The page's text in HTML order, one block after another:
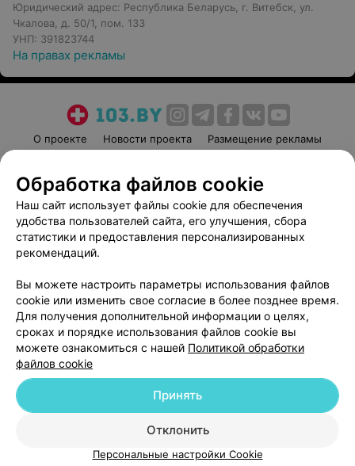
Юридический адрес: Республика Беларусь, г. Витебск, ул.
Чкалова, д. 50/1, пом. 133
УНП: 391823744
На правах рекламы
О проекте Новости проекта
Размещение рекламы
Пользовательское соглашение
Способы оплаты
Вакансии
Партнеры
Написать руководителю 103.by
Обработка персональных данных
© 2026 ООО «Артокс Лаб», УНП 191700409
| 220012, Республика Беларусь,
Служба поддержки +375 291212755
Обработка файлов cookie
Наш сайт использует файлы cookie для обеспечения
удобства пользователей сайта, его улучшения, сбора
статистики и предоставления персонализированных
рекомендаций.
Вы можете настроить параметры использования файлов
cookie или изменить свое согласие в более позднее время.
Для получения дополнительной информации о целях,
сроках и порядке использования файлов cookie вы
можете ознакомиться с нашей Политикой обработки
файлов cookie
Отклонить
Принять
Персональные настройки Cookie